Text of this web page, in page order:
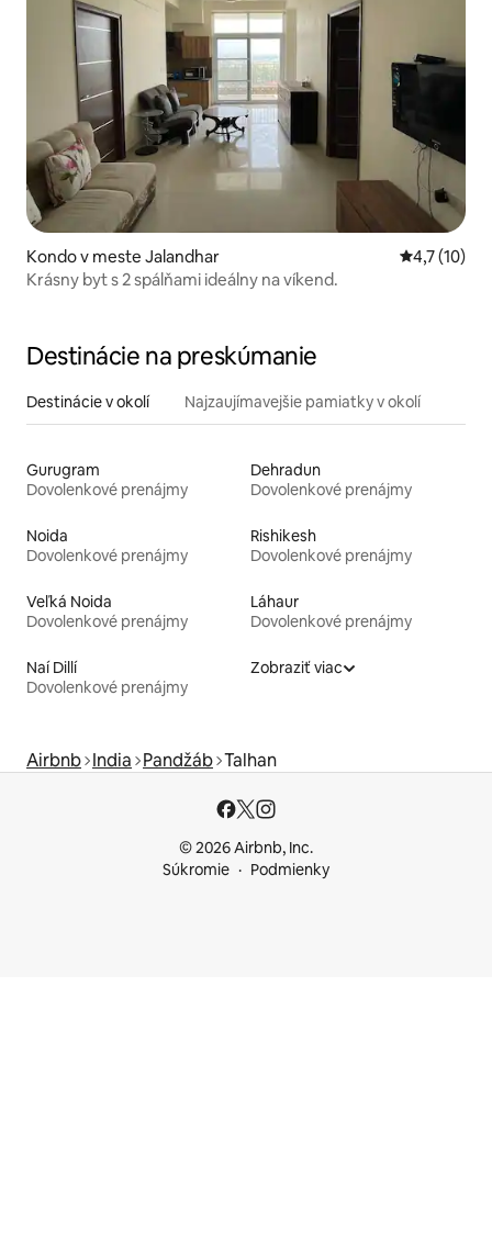
Kondo v meste Jalandhar Priemerné
4,7 (10)
Krásny byt s 2 spálňami ideálny na víkend.
Destinácie na preskúmanie
Destinácie v okolí Najzaujímavejšie pamiatky v okolí
Gurugram
Dovolenkové prenájmy
Dehradun
Dovolenkové prenájmy
Noida
Dovolenkové prenájmy
Rishikesh
Dovolenkové prenájmy
Veľká Noida
Dovolenkové prenájmy
Láhaur
Dovolenkové prenájmy
Naí Dillí
Dovolenkové prenájmy
Zobraziť viac
Airbnb India Pandžáb Talhan
© 2026 Airbnb, Inc.
Súkromie
Podmienky